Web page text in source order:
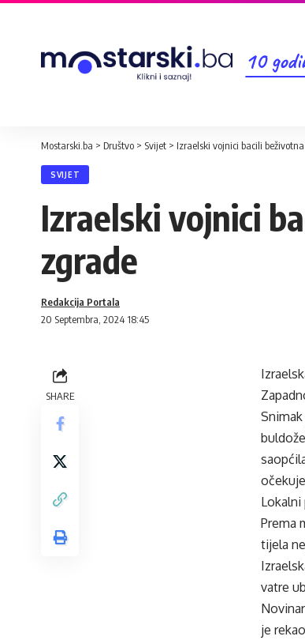
10
Mostarski.ba > Društvo > Svijet > Izraelski vojnici bacili
SVIJET
Izraelski vojnici
zgrade
20 Septembra, 2024 18:45
Redakcija Portala
SHARE
Lokalni
Prema
tijela
vatre
je